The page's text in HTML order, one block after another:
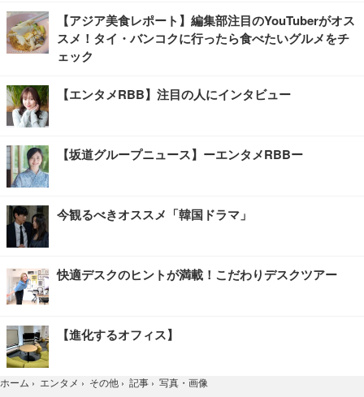
【アジア美食レポート】編集部注目のYouTuberがオス
スメ！タイ・バンコクに行ったら食べたいグルメをチ
ェック
【エンタメRBB】注目の人にインタビュー
【坂道グループニュース】ーエンタメRBBー
今観るべきオススメ「韓国ドラマ」
快適デスクのヒントが満載！こだわりデスクツアー
【進化するオフィス】
ホーム › エンタメ › その他 › 記事 › 写真・画像